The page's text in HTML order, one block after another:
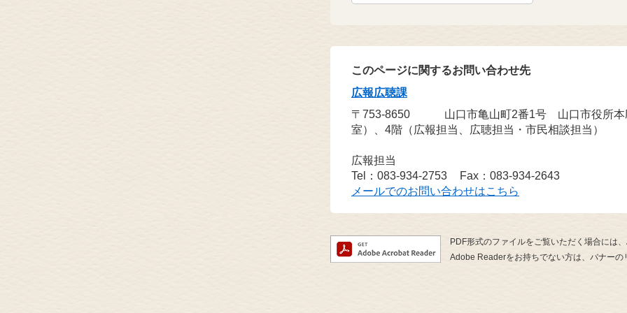
このページに関するお問い合わせ先
広報広聴課
〒753-8650
山口市亀山町2番1号 山口市役所
室）、4階（広報担当、広聴担当・市民相談担当）
広報担当
Tel：083-934-2753
Fax：083-934-2643
メールでのお問い合わせはこちら
PDF形式のファイルをご覧いただく場合には
Adobe Readerをお持ちでない方は、バナー